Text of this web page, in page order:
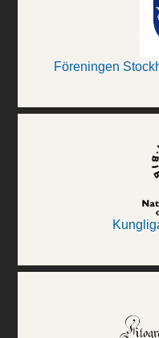
Föreningen